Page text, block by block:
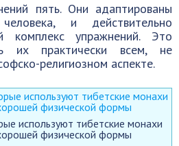
пять. Они адаптированы
и действительно
комплекс упражнений. Это
их практически всем, не
религиозном аспекте.
используют тибетские монахи
физической формы